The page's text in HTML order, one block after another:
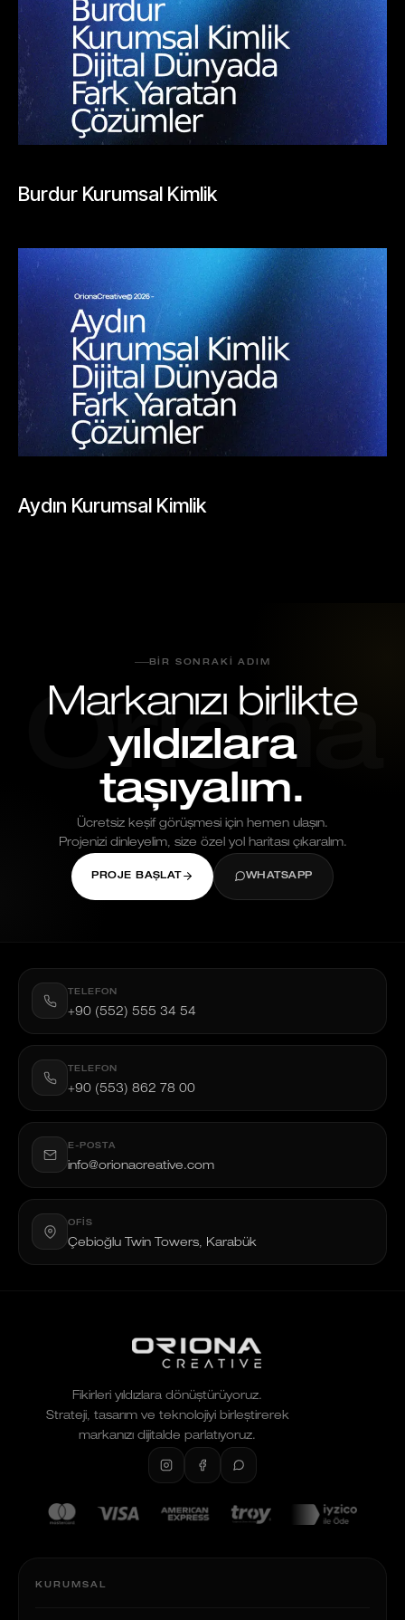
Burdur Kurumsal Kimlik
Aydın Kurumsal Kimlik
Oriona
BIR SONRAKI ADIM
Markanızı birlikte
yıldızlara
taşıyalım.
Ücretsiz keşif görüşmesi için hemen ulaşın.
Projenizi dinleyelim, size özel yol haritası çıkaralım.
PROJE BAŞLAT WHATSAPP
TELEFON
+90 (552) 555 34 54
TELEFON
+90 (553) 862 78 00
E-POSTA
info@orionacreative.com
OFIS
Çebioğlu Twin Towers, Karabük
Fikirleri yıldızlara dönüştürüyoruz.
Strateji, tasarım ve teknolojiyi birleştirerek
markanızı dijitalde parlatıyoruz.
KURUMSAL